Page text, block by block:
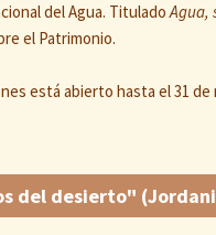
del Agua. TituladoAgua,
el Patrimonio.
está abierto hasta el 31 de
del desierto"